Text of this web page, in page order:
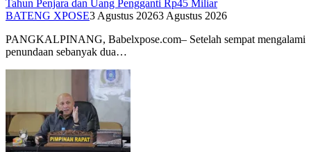
Tahun Penjara dan Uang Pengganti Rp45 Miliar
BATENG XPOSE3 Agustus 20263 Agustus 2026
PANGKALPINANG, Babelxpose.com– Setelah sempat mengalami
penundaan sebanyak dua…